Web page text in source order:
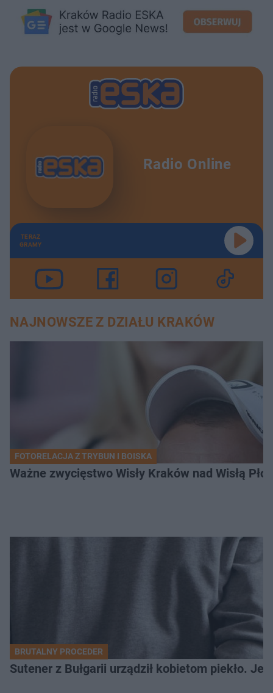
Radio Online
TERAZ
GRAMY
NAJNOWSZE Z DZIAŁU KRAKÓW
FOTORELACJA Z TRYBUN I BOISKA
Ważne zwycięstwo Wisły Kraków nad Wisłą
BRUTALNY PROCEDER
Sutener z Bułgarii urządził kobietom piekło.